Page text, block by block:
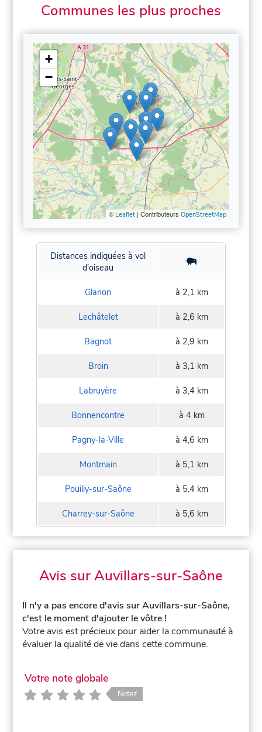
Communes les plus proches
+
−
© Leaflet| Contributeurs OpenStreetMap
Distances indiquées à vol
d'oiseau
Glanon à 2,1 km
Lechâtelet à 2,6 km
Bagnot à 2,9 km
Broin à 3,1 km
Labruyère à 3,4 km
Bonnencontre à 4 km
Pagny-la-Ville à 4,6 km
Montmain à 5,1 km
Pouilly-sur-Saône à 5,4 km
Charrey-sur-Saône à 5,6 km
Avis sur Auvillars-sur-Saône
Il n'y a pas encore d'avis sur Auvillars-sur-Saône,
c'est le moment d'ajouter le vôtre !
Votre avis est précieux pour aider la communauté à
évaluer la qualité de vie dans cette commune.
Votre note globale
Notez